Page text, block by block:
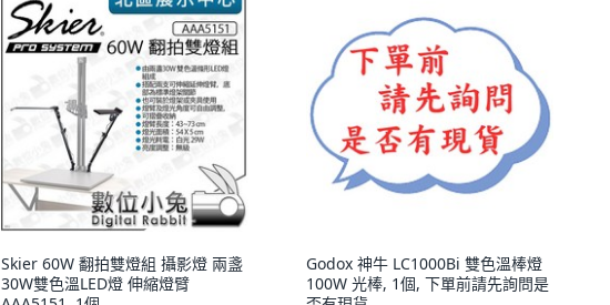
Skier 60W 翻拍雙燈組 攝影燈 兩盞
30W雙色溫LED燈 伸縮燈臂
Godox 神牛 LC1000Bi 雙色溫棒燈
100W 光棒, 1個, 下單前請先詢問是